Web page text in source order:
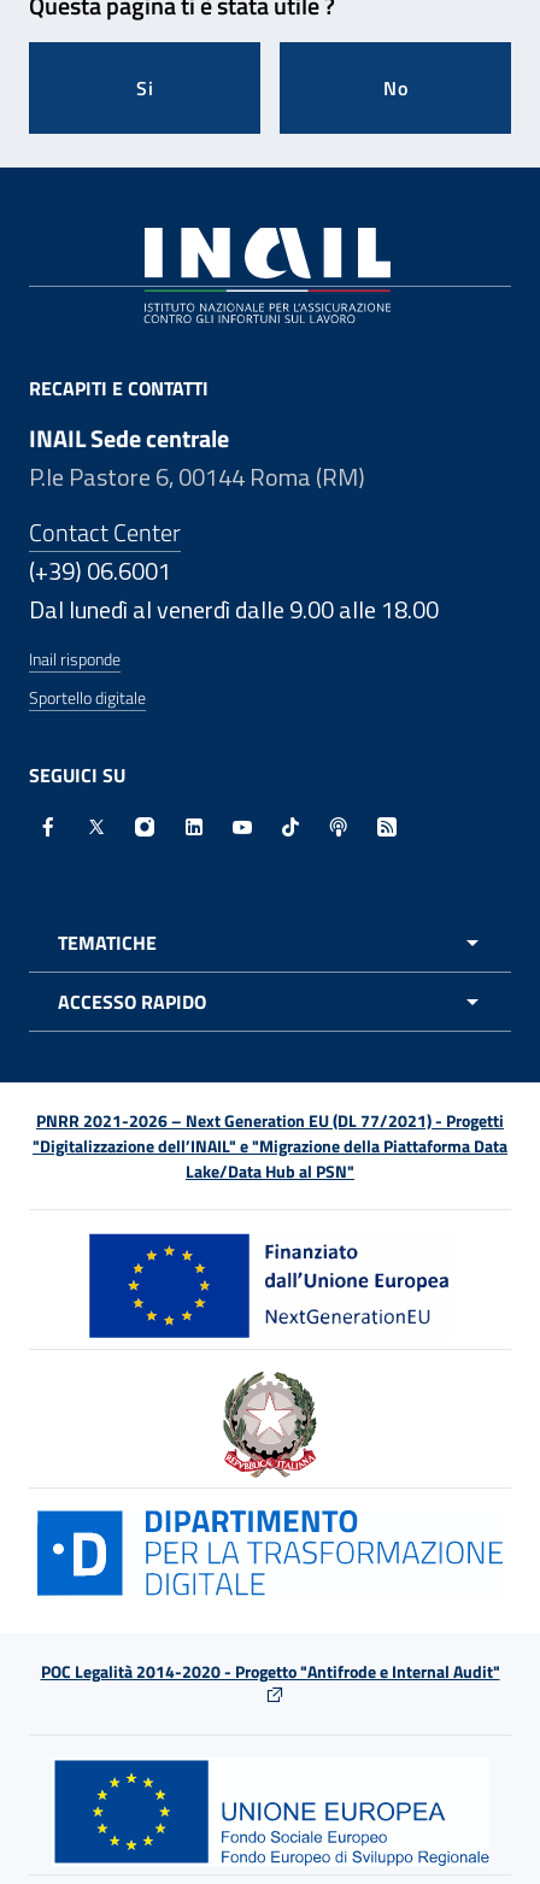
Si No
RECAPITI E CONTATTI
INAIL Sede centrale
P.le Pastore 6, 00144 Roma (RM)
Contact Center
(+39) 06.6001
Dal lunedì al venerdì dalle 9.00 alle 18.00
Inail risponde
Sportello digitale
SEGUICI SU
Facebook - Sito esterno - Apertura in nuova finestra
X - Sito esterno - Apertura in nuova finestra
Instagram - Sito esterno - Apertura in
Linkedin - Sito esterno - Apertura in
Youtube - Sito esterno -
TikTok - Sito esterno -
Spreaker - Sito
Feed RSS -
TEMATICHE
ACCESSO RAPIDO
PNRR 2021-2026 – Next Generation EU (DL 77/2021) - Progetti
"Digitalizzazione dell’INAIL" e "Migrazione della Piattaforma Data
Lake/Data Hub al PSN"
POC Legalità 2014-2020 - Progetto "Antifrode e Internal Audit"